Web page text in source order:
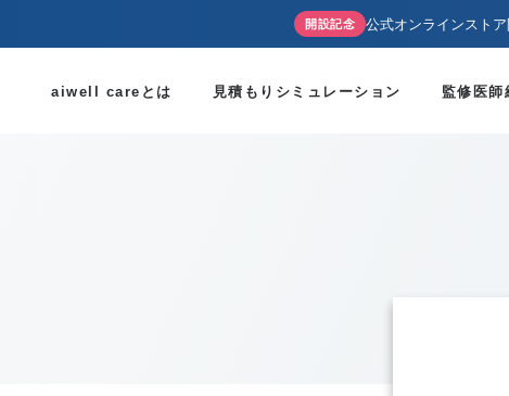
開設記念 公式オンラインスト
aiwell careとは 見積もりシミュレーション 監修医師